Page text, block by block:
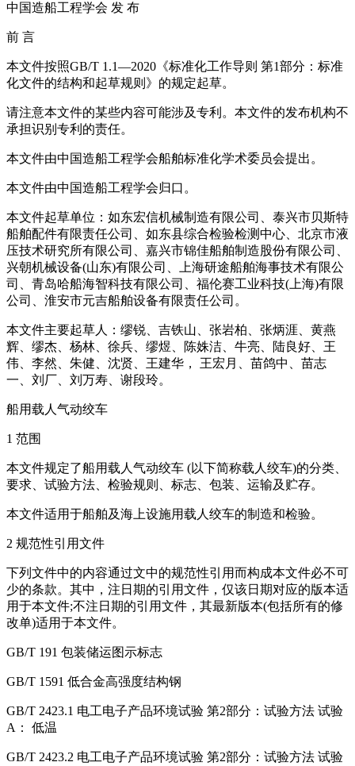
中国造船工程学会 发 布
前 言
本文件按照GB/T 1.1—2020《标准化工作导则 第1部分：标准
化文件的结构和起草规则》的规定起草。
请注意本文件的某些内容可能涉及专利。本文件的发布机构不
承担识别专利的责任。
本文件由中国造船工程学会船舶标准化学术委员会提出。
本文件由中国造船工程学会归口。
本文件起草单位：如东宏信机械制造有限公司、泰兴市贝斯特
船舶配件有限责任公司、如东县综合检验检测中心、北京市液
压技术研究所有限公司、嘉兴市锦佳船舶制造股份有限公司、
兴朝机械设备(山东)有限公司、上海研途船舶海事技术有限公
司、青岛哈船海智科技有限公司、福伦赛工业科技(上海)有限
公司、淮安市元吉船舶设备有限责任公司。
本文件主要起草人：缪锐、吉铁山、张岩柏、张炳涯、黄燕
辉、缪杰、杨林、徐兵、缪煜、陈姝洁、牛亮、陆良好、王
伟、李然、朱健、沈贤、王建华， 王宏月、苗鸽中、苗志
一、刘厂、刘万寿、谢段玲。
船用载人气动绞车
1 范围
本文件规定了船用载人气动绞车 (以下简称载人绞车)的分类、
要求、试验方法、检验规则、标志、包装、运输及贮存。
本文件适用于船舶及海上设施用载人绞车的制造和检验。
2 规范性引用文件
下列文件中的内容通过文中的规范性引用而构成本文件必不可
少的条款。其中，注日期的引用文件，仅该日期对应的版本适
用于本文件;不注日期的引用文件，其最新版本(包括所有的修
改单)适用于本文件。
GB/T 191 包装储运图示标志
GB/T 1591 低合金高强度结构钢
GB/T 2423.1 电工电子产品环境试验 第2部分：试验方法 试验
A： 低温
GB/T 2423.2 电工电子产品环境试验 第2部分：试验方法 试验